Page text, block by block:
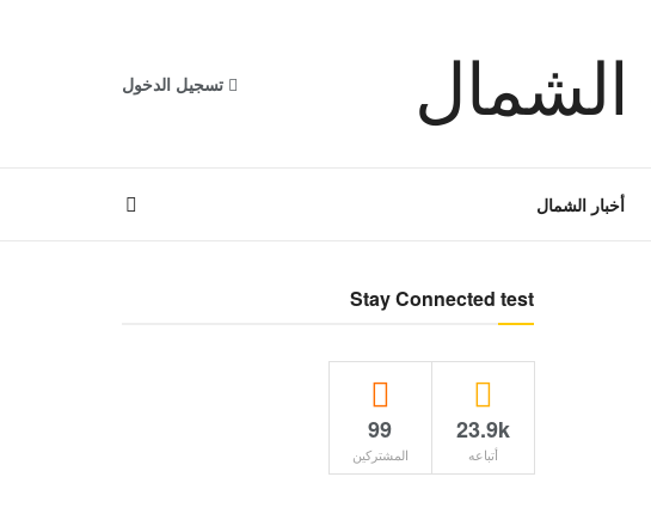
تسجيل الدخول
أخبار الشمال
Stay Connected test
23.9k
أتباعه
99
المشتركين